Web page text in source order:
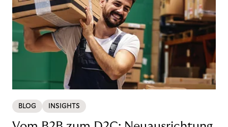
BLOG INSIGHTS